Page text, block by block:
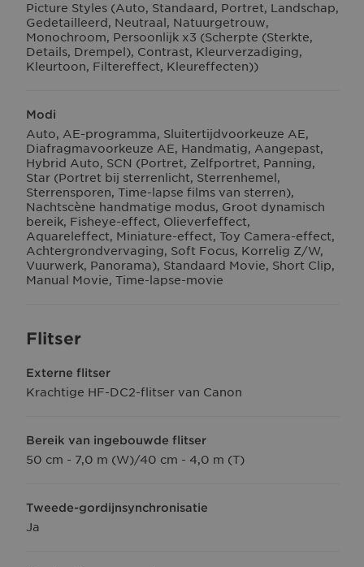
Picture Styles (Auto, Standaard, Portret, Landschap,
Gedetailleerd, Neutraal, Natuurgetrouw,
Monochroom, Persoonlijk x3 (Scherpte (Sterkte,
Details, Drempel), Contrast, Kleurverzadiging,
Kleurtoon, Filtereffect, Kleureffecten))
Modi
Auto, AE-programma, Sluitertijdvoorkeuze AE,
Diafragmavoorkeuze AE, Handmatig, Aangepast,
Hybrid Auto, SCN (Portret, Zelfportret, Panning,
Star (Portret bij sterrenlicht, Sterrenhemel,
Sterrensporen, Time-lapse films van sterren),
Nachtscène handmatige modus, Groot dynamisch
bereik, Fisheye-effect, Olieverfeffect,
Aquareleffect, Miniature-effect, Toy Camera-effect,
Achtergrondvervaging, Soft Focus, Korrelig Z/W,
Vuurwerk, Panorama), Standaard Movie, Short Clip,
Manual Movie, Time-lapse-movie
Flitser
Externe flitser
Krachtige HF-DC2-flitser van Canon
Bereik van ingebouwde flitser
50 cm - 7,0 m (W)/40 cm - 4,0 m (T)
Tweede-gordijnsynchronisatie
Ja